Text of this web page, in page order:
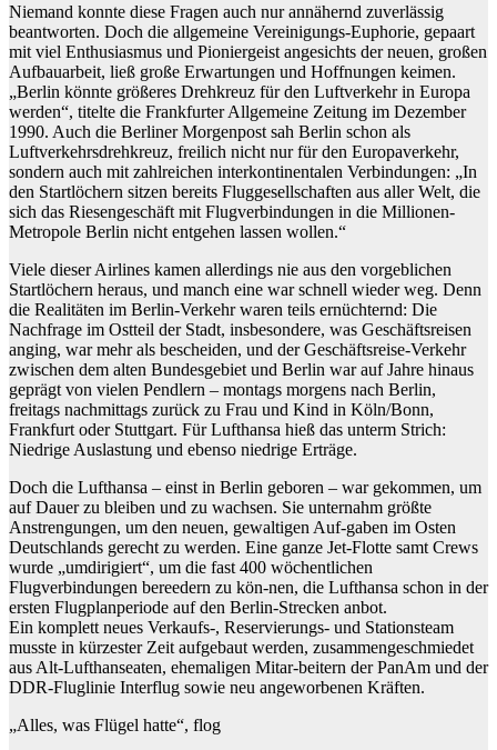
Niemand konnte diese Fragen auch nur annähernd zuverlässig
beantworten. Doch die allgemeine Vereinigungs-Euphorie, gepaart
mit viel Enthusiasmus und Pioniergeist angesichts der neuen, großen
Aufbauarbeit, ließ große Erwartungen und Hoffnungen keimen.
„Berlin könnte größeres Drehkreuz für den Luftverkehr in Europa
werden“, titelte die Frankfurter Allgemeine Zeitung im Dezember
1990. Auch die Berliner Morgenpost sah Berlin schon als
Luftverkehrsdrehkreuz, freilich nicht nur für den Europaverkehr,
sondern auch mit zahlreichen interkontinentalen Verbindungen: „In
den Startlöchern sitzen bereits Fluggesellschaften aus aller Welt, die
sich das Riesengeschäft mit Flugverbindungen in die Millionen-
Metropole Berlin nicht entgehen lassen wollen.“
Viele dieser Airlines kamen allerdings nie aus den vorgeblichen
Startlöchern heraus, und manch eine war schnell wieder weg. Denn
die Realitäten im Berlin-Verkehr waren teils ernüchternd: Die
Nachfrage im Ostteil der Stadt, insbesondere, was Geschäftsreisen
anging, war mehr als bescheiden, und der Geschäftsreise-Verkehr
zwischen dem alten Bundesgebiet und Berlin war auf Jahre hinaus
geprägt von vielen Pendlern – montags morgens nach Berlin,
freitags nachmittags zurück zu Frau und Kind in Köln/Bonn,
Frankfurt oder Stuttgart. Für Lufthansa hieß das unterm Strich:
Niedrige Auslastung und ebenso niedrige Erträge.
Doch die Lufthansa – einst in Berlin geboren – war gekommen, um
auf Dauer zu bleiben und zu wachsen. Sie unternahm größte
Anstrengungen, um den neuen, gewaltigen Auf-gaben im Osten
Deutschlands gerecht zu werden. Eine ganze Jet-Flotte samt Crews
wurde „umdirigiert“, um die fast 400 wöchentlichen
Flugverbindungen bereedern zu kön-nen, die Lufthansa schon in der
ersten Flugplanperiode auf den Berlin-Strecken anbot.
Ein komplett neues Verkaufs-, Reservierungs- und Stationsteam
musste in kürzester Zeit aufgebaut werden, zusammengeschmiedet
aus Alt-Lufthanseaten, ehemaligen Mitar-beitern der PanAm und der
DDR-Fluglinie Interflug sowie neu angeworbenen Kräften.
„Alles, was Flügel hatte“, flog